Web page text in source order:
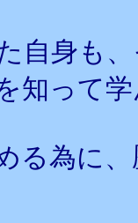
自身も
知って学
る為に